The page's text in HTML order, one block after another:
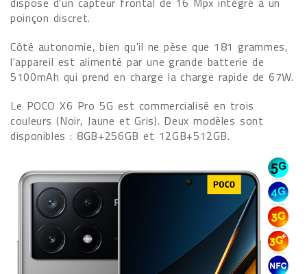
poinçon discret.
Côté autonomie, bien qu'il ne pèse que 181 grammes,
l'appareil est alimenté par une grande batterie de
5100mAh qui prend en charge la charge rapide de 67W.
Le POCO X6 Pro 5G est commercialisé en trois
couleurs (Noir, Jaune et Gris). Deux modèles sont
disponibles : 8GB+256GB et 12GB+512GB.